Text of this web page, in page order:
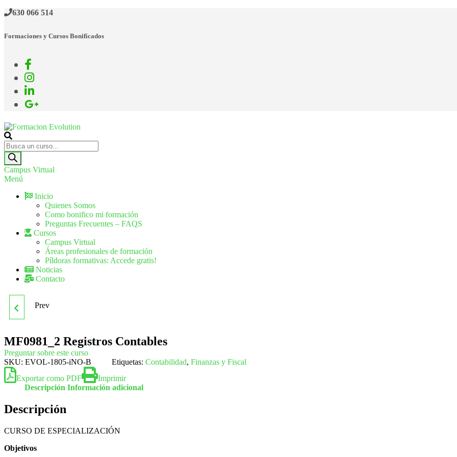
630 066 514
Formaciones y Cursos Bonificados
Formacion Evolution
Cursos de formación continua
Campus Virtual
Menú
Inicio
Quienes Somos
Como bonifico mi formación
Preguntas Frecuentes – FAQS
Cursos
Campus Virtual
Áreas profesionales de formación
Píldoras formativas: Accede gratis!
Noticias
Contacto
ARCHIVO
Prev
MF0981_2 Registros Contables
Preguntar sobre este curso
SKU: EVOL-1805-iNO-B Etiquetas: Contabilidad, Finanzas y Fiscal
Exportar como PDF
Imprimir
Descripción Información adicional
Descripción
CURSO DE ESPECIALIZACIÓN
Objetivos